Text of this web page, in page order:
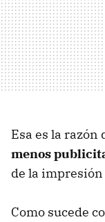
Esa es la razón
menos
de la impresión
Como sucede